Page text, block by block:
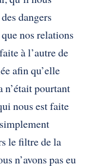
dangers
nos relations
à l’autre de
afin qu’elle
n’était pourtant
nous est faite
le filtre de la
n’avons pas eu